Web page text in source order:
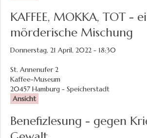
KAFFEE, MOKKA, TOT -
mörderische Mischung
Donnerstag, 21 April, 2022 - 18:30
St. Annenufer 2
Kaffee-Museum
20457 Hamburg - Speicherstadt
Ansicht
Benefizlesung - gegen